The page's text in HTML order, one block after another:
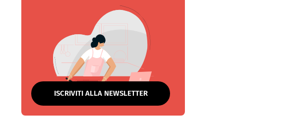
ISCRIVITI ALLA NEWSLETTER